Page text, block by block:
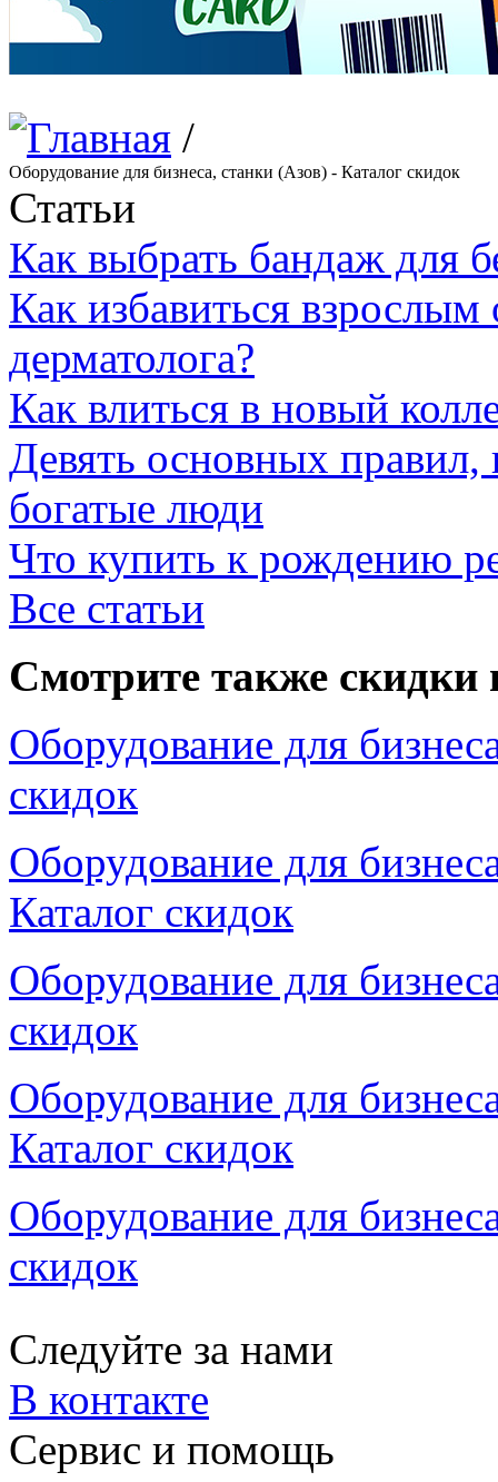
/
Оборудование для бизнеса, станки (Азов) - Каталог скидок
Статьи
Как выбрать бандаж для
Как избавиться
дерматолога?
Как влиться в новый
Девять основных
богатые люди
Что купить к рождению
Все статьи
Смотрите также скидки
Оборудование для
скидок
Оборудование для
Каталог скидок
Оборудование для
скидок
Оборудование для
Каталог скидок
Оборудование для
скидок
Следуйте за нами
В контакте
Сервис и помощь